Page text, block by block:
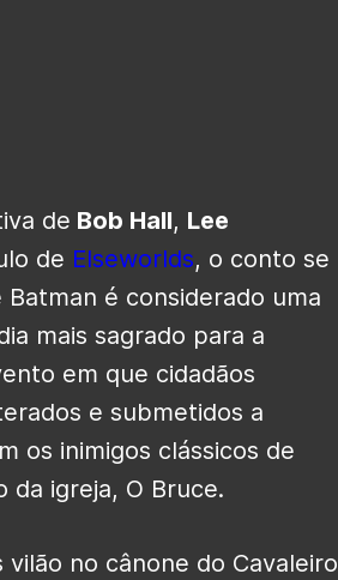
de Bob Hall, Lee
de Elseworlds, o conto se
é considerado uma
mais sagrado para a
em que cidadãos
e submetidos a
os inimigos clássicos de
da igreja, O Bruce.
no cânone do Cavaleiro